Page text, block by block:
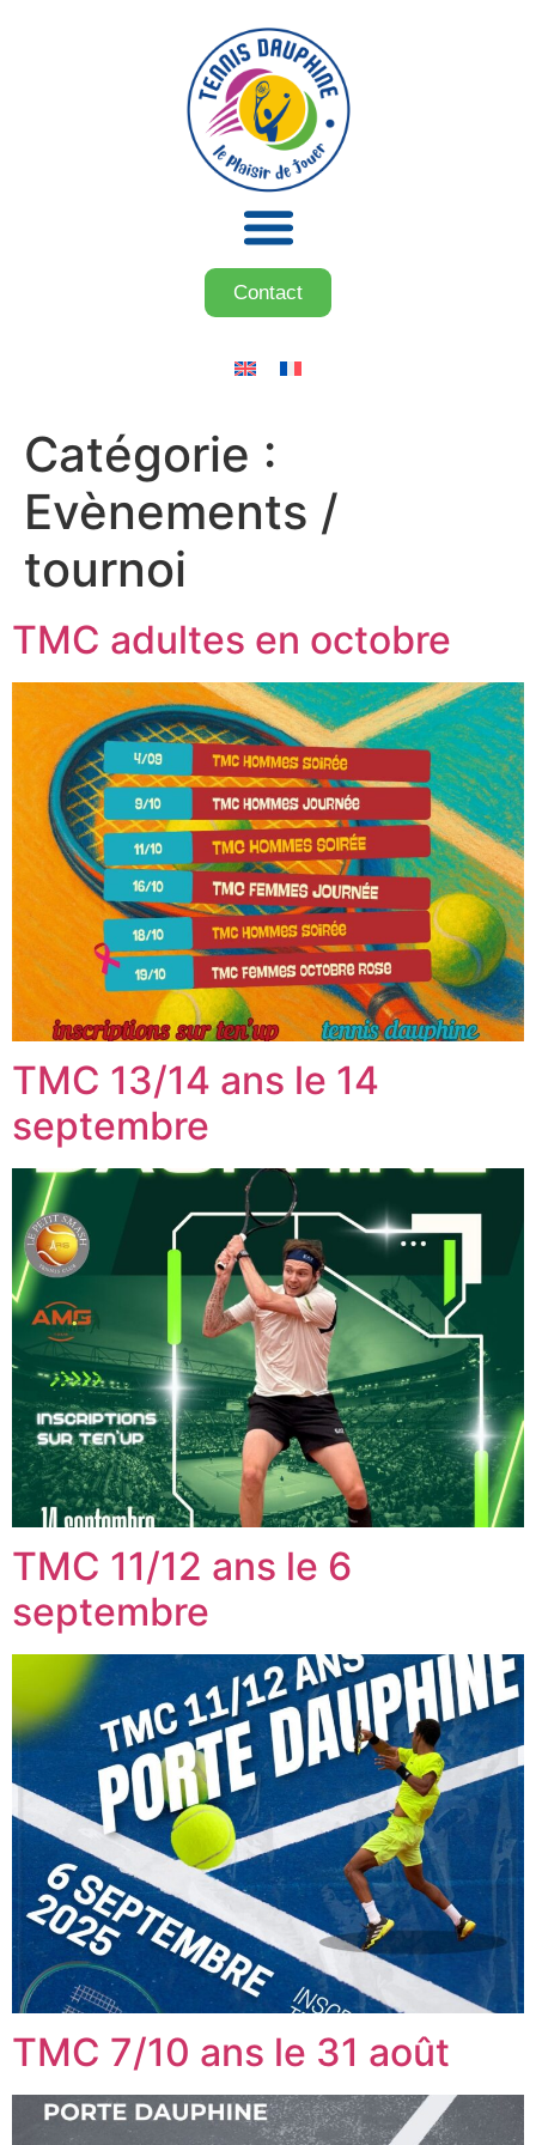
Contact
Catégorie :
Evènements /
tournoi
TMC adultes en octobre
TMC 13/14 ans le 14
septembre
TMC 11/12 ans le 6
septembre
TMC 7/10 ans le 31 août